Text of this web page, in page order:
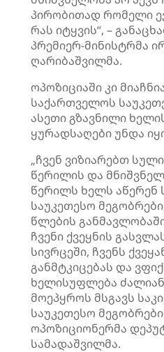
პირობითად რომელი
რას იტყვის“, –
პრემიერ-მინისტრმა
ღარიბაშვილმა.
ოპოზიციაში კი
საქართველოს
ასეთი გზავნილი
ყურადსაღები უნდა
„ჩვენ ვიზიარებთ
წერილის და
წერილს ხელს აწერენ
საუკეთესო
წლების
ჩვენი ქვეყნის
სივრცეში, ჩვენს
განმტკიცებას და
ხელისუფლება
მოეპყროს მსგავს
საუკეთესო
ოპოზიციონერმა
სამადაშვილმა.